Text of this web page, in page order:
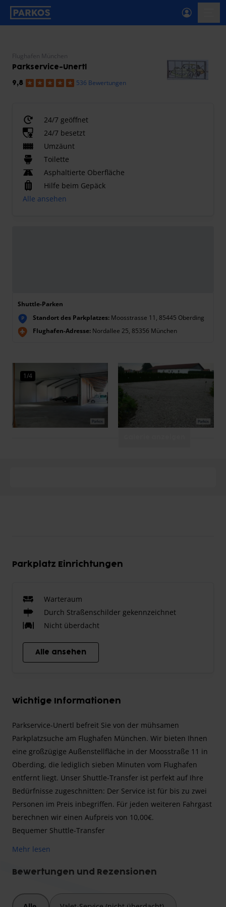
beschriftung-für-primäre-navigation
Flughafen München
Parkservice-Unertl
9,8 536 Bewertungen
24/7 geöffnet
24/7 besetzt
Umzäunt
Toilette
Asphaltierte Oberfläche
Hilfe beim Gepäck
Alle ansehen
Shuttle-Parken
P Standort des Parkplatzes: Moosstrasse 11, 85445 Oberding
Flughafen-Adresse: Nordallee 25, 85356 München
1/4
Parkplatz Einrichtungen
Warteraum
Durch Straßenschilder gekennzeichnet
Nicht überdacht
Alle ansehen
Wichtige Informationen
Parkservice-Unertl befreit Sie von der mühsamen
Parkplatzsuche am Flughafen München. Wir bieten Ihnen
eine großzügige Außenstellfläche in der Moosstraße 11 in
Oberding, die lediglich sieben Minuten vom Flughafen
entfernt liegt. Unser Shuttle-Transfer ist perfekt auf Ihre
Bedürfnisse zugeschnitten: Der Service ist für bis zu zwei
Personen im Preis inbegriffen. Für jeden weiteren Fahrgast
berechnen wir einen Aufpreis von 10,00€.
Bequemer Shuttle-Transfer
geparkt haben, wird Ihr Fahrzeugschlüssel sicher in einem
Flughafen bringen. Auch bei nächtlichen Rückflügen
Mehr lesen
Bewertungen und Rezensionen